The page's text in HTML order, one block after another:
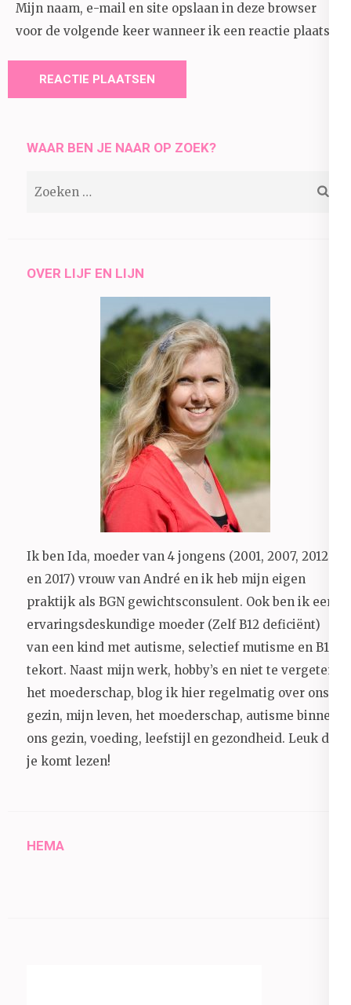
Mijn naam, e-mail en site opslaan in deze browser
voor de volgende keer wanneer ik een reactie plaats.
WAAR BEN JE NAAR OP ZOEK?
OVER LIJF EN LIJN
Ik ben Ida, moeder van 4 jongens (2001, 2007, 2012
en 2017) vrouw van André en ik heb mijn eigen
praktijk als BGN gewichtsconsulent. Ook ben ik een
ervaringsdeskundige moeder (Zelf B12 deficiënt)
van een kind met autisme, selectief mutisme en B12
tekort. Naast mijn werk, hobby’s en niet te vergeten
het moederschap, blog ik hier regelmatig over ons
gezin, mijn leven, het moederschap, autisme binnen
ons gezin, voeding, leefstijl en gezondheid. Leuk dat
je komt lezen!
HEMA